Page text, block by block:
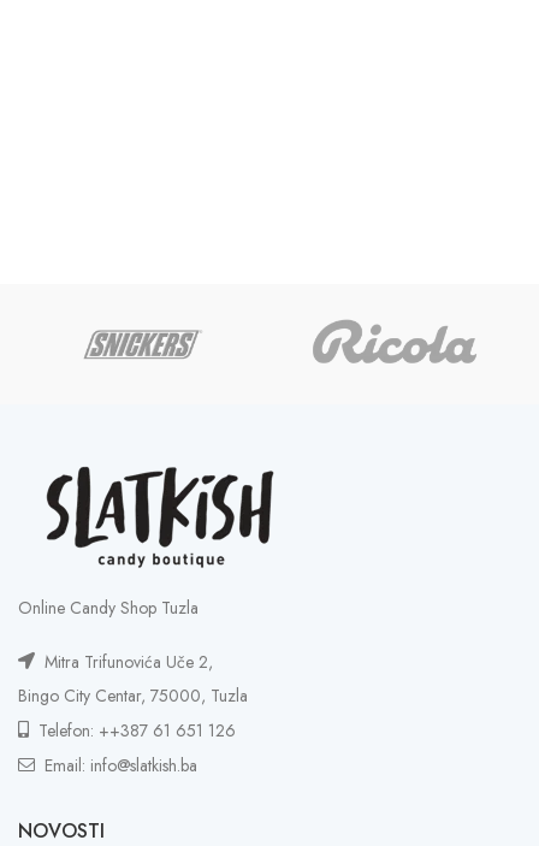
Online Candy Shop Tuzla
Mitra Trifunovića Uče 2,
Bingo City Centar, 75000, Tuzla
Telefon: ++387 61 651 126
Email: info@slatkish.ba
NOVOSTI